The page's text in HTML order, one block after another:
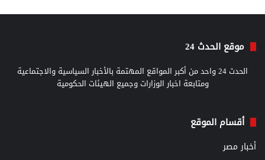
موقع الحدث 24
الحدث 24 واحد من أكبر المواقع المهتمة بالأخبار السياسية والاجتماعية
ومتابعة اخبار الوزارات وجميع الهيئات الحكومية
أقسام الموقع
أخبار مصر